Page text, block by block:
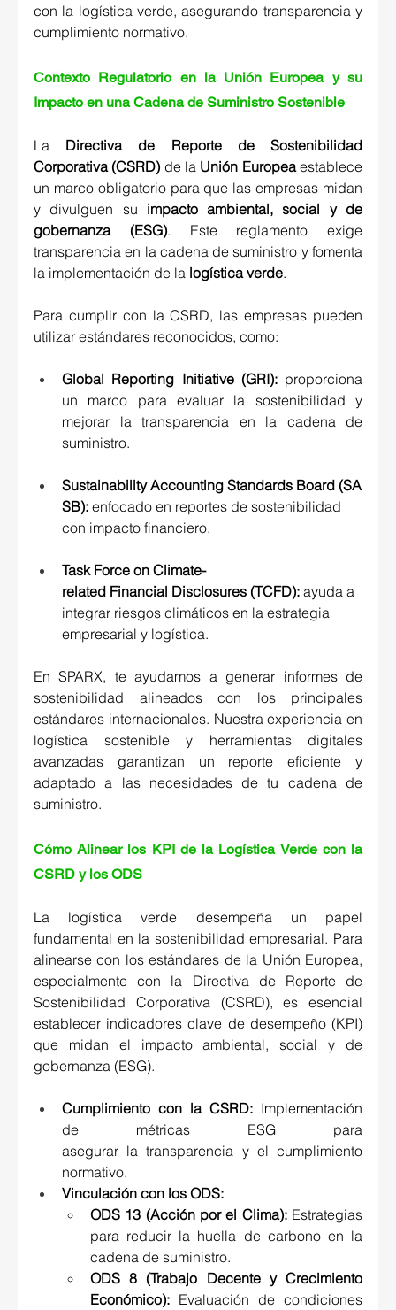
con la logística verde, asegurando transparencia y
cumplimiento normativo.
Contexto Regulatorio en la Unión Europea y su
Impacto en una Cadena de Suministro Sostenible
La Directiva de Reporte de Sostenibilidad
Corporativa (CSRD) de la Unión Europea establece
un marco obligatorio para que las empresas midan
y divulguen su impacto ambiental, social y de
gobernanza (ESG). Este reglamento exige
transparencia en la cadena de suministro y fomenta
la implementación de la logística verde.
Para cumplir con la CSRD, las empresas pueden
utilizar estándares reconocidos, como:
Global Reporting Initiative (GRI): proporciona
un marco para evaluar la sostenibilidad y
mejorar la transparencia en la cadena de
suministro.
Sustainability Accounting Standards Board (SA
SB): enfocado en reportes de sostenibilidad
con impacto financiero.
Task Force on Climate-
related Financial Disclosures (TCFD): ayuda a
integrar riesgos climáticos en la estrategia
empresarial y logística.
En SPARX, te ayudamos a generar informes de
sostenibilidad alineados con los principales
estándares internacionales. Nuestra experiencia en
logística sostenible y herramientas digitales
avanzadas garantizan un reporte eficiente y
adaptado a las necesidades de tu cadena de
suministro.
Cómo Alinear los KPI de la Logística Verde con la
CSRD y los ODS
La logística verde desempeña un papel
fundamental en la sostenibilidad empresarial. Para
alinearse con los estándares de la Unión Europea,
especialmente con la Directiva de Reporte de
Sostenibilidad Corporativa (CSRD), es esencial
establecer indicadores clave de desempeño (KPI)
que midan el impacto ambiental, social y de
gobernanza (ESG).
Cumplimiento con la CSRD: Implementación
de métricas ESG para
asegurar la transparencia y el cumplimiento
normativo.
Vinculación con los ODS:
ODS 13 (Acción por el Clima): Estrategias
para reducir la huella de carbono en la
cadena de suministro.
ODS 8 (Trabajo Decente y Crecimiento
Económico): Evaluación de condiciones